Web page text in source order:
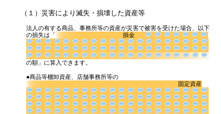
神戸オフィス
大阪オフィス
事務所概要
アクセスマップ
代表プロフィール
スタッフプロフィール
採用情報
（１）災害により滅失・損壊した資産等
法人の有する商品、事務所等の資産が災害で被害を受けた場合、以下
の損失は「
損金
の額」に算入できます。
●商品等棚卸資産、店舗事務所等の
固定資産